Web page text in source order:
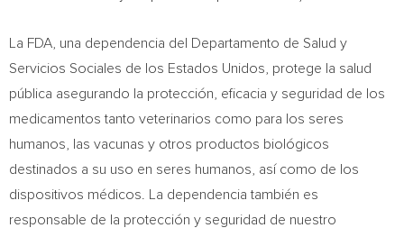
La FDA, una dependencia del Departamento de Salud y
Servicios Sociales de los Estados Unidos, protege la salud
pública asegurando la protección, eficacia y seguridad de los
medicamentos tanto veterinarios como para los seres
humanos, las vacunas y otros productos biológicos
destinados a su uso en seres humanos, así como de los
dispositivos médicos. La dependencia también es
responsable de la protección y seguridad de nuestro